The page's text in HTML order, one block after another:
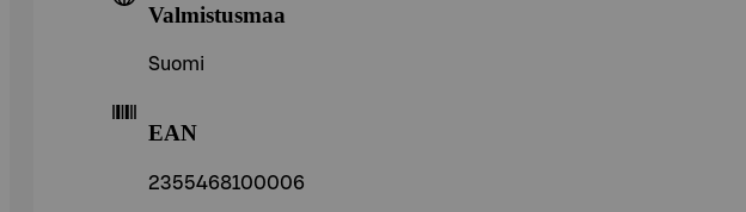
Valmistusmaa
Suomi
EAN
2355468100006